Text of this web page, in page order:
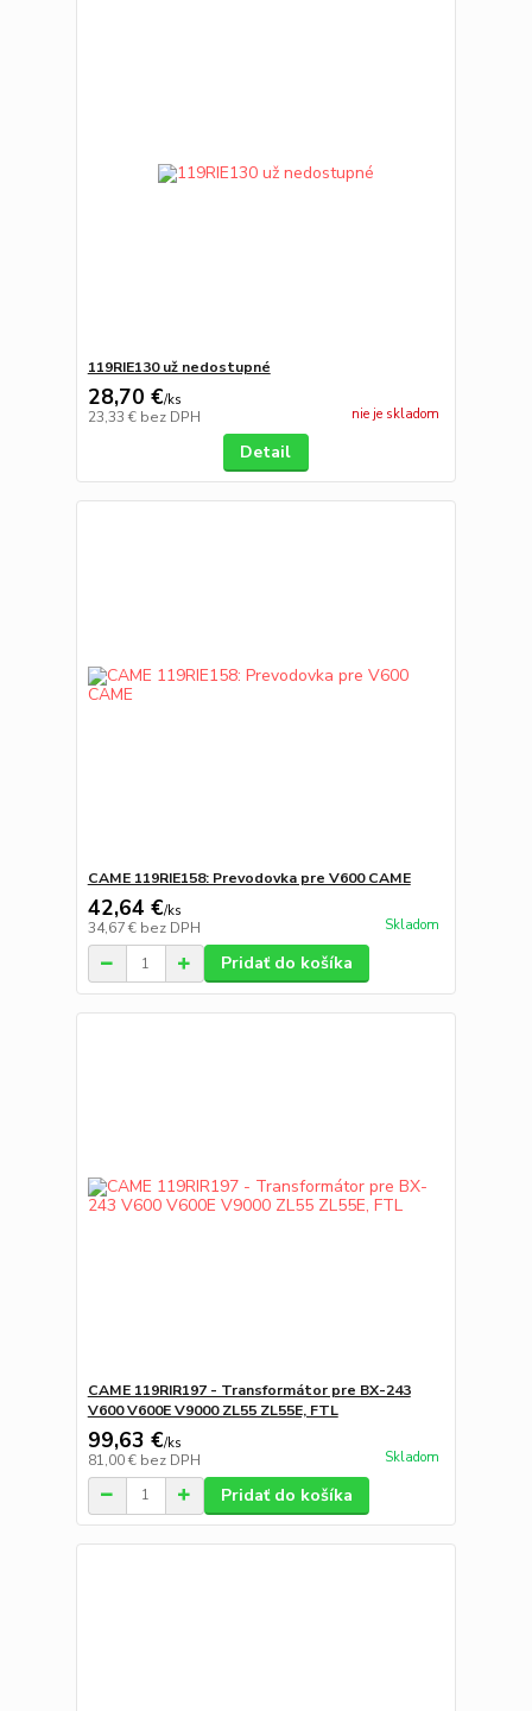
119RIE130 už nedostupné
28,70 €/ks
23,33 € bez DPH nie je skladom
Detail
CAME 119RIE158: Prevodovka pre V600 CAME
42,64 €/ks
34,67 € bez DPH Skladom
Pridať do košíka
CAME 119RIR197 - Transformátor pre BX-243
V600 V600E V9000 ZL55 ZL55E, FTL
99,63 €/ks
81,00 € bez DPH Skladom
Pridať do košíka